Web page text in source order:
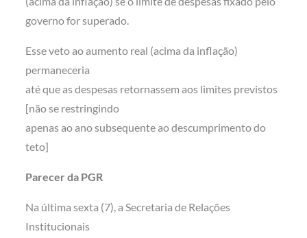
governo for superado.
Esse veto ao aumento real (acima da inflação)
permaneceria
até que as despesas retornassem aos limites previstos
[não se restringindo
apenas ao ano subsequente ao descumprimento do
teto]
Parecer da PGR
Na última sexta (7), a Secretaria de Relações
Institucionais